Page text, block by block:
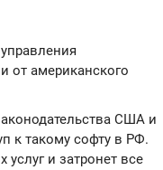
от американского
США и
к такому софту в РФ.
и затронет все